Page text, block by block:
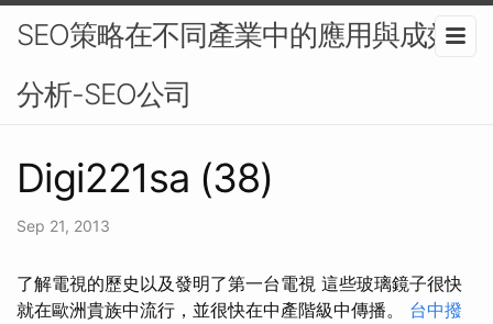
SEO策略在不同產業中的應用與成效
分析-SEO公司
Digi221sa (38)
Sep 21, 2013
了解電視的歷史以及發明了第一台電視 這些玻璃鏡子很快
就在歐洲貴族中流行，並很快在中產階級中傳播。 台中撥